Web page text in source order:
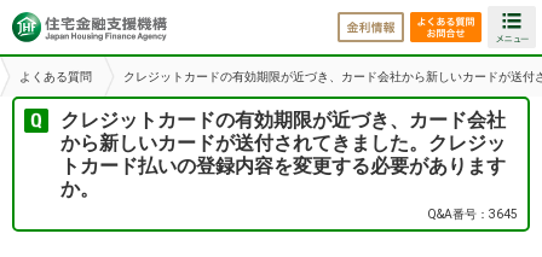
金利情報 よくあ
よくある質問 クレジットカードの有効期限が近づき、カード会社から新しいカードが送
クレジットカードの有効期限が近づき、カード会社
から新しいカードが送付されてきました。クレジッ
トカード払いの登録内容を変更する必要があります
か。
Q&A番号：3645